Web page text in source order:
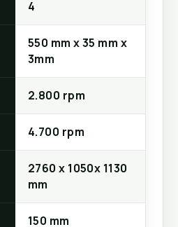
4
550 mm x 35 mm x
3mm
2.800 rpm
4.700 rpm
2760 x 1050x 1130
mm
150 mm